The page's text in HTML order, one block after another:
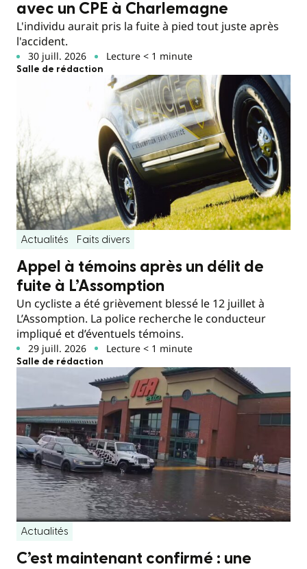
avec un CPE à Charlemagne
L'individu aurait pris la fuite à pied tout juste après
l'accident.
30 juill. 2026 Lecture < 1 minute
Salle de rédaction
Actualités Faits divers
Appel à témoins après un délit de
fuite à L’Assomption
Un cycliste a été grièvement blessé le 12 juillet à
L’Assomption. La police recherche le conducteur
impliqué et d’éventuels témoins.
29 juill. 2026 Lecture < 1 minute
Salle de rédaction
Actualités
C’est maintenant confirmé : une